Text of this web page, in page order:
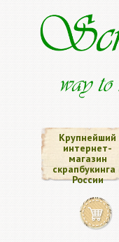
Крупнейший
интернет-
магазин
скрапбукинга
России